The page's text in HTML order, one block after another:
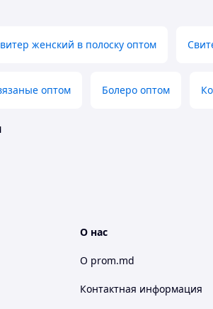
женский в полоску оптом
оптом Болеро оптом
О нас
О prom.md
Контактная информация